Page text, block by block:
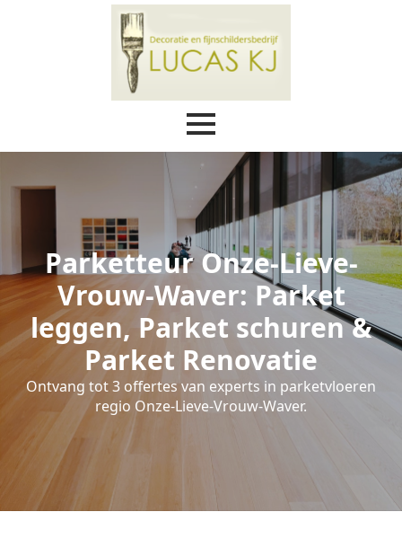
Parketteur Onze-Lieve-
Vrouw-Waver: Parket
leggen, Parket schuren &
Parket Renovatie
Ontvang tot 3 offertes van experts in parketvloeren
regio Onze-Lieve-Vrouw-Waver.